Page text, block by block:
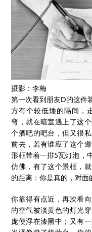
摄影：李梅
第一次看到朋友D的这件
方有个较低矮的隔间，
弯，就在暗室遇上了这
个酒吧的吧台，但又很
前去，若有谁应了这个
形框带着一排5瓦灯泡，
仿佛，有了这个景框，
的距离：你是真的，对面
你靠得有点近，再次看
的空气被淡黄色的灯光
庞便浮在漆黑中；又有